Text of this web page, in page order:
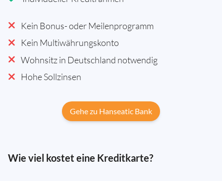
Kein Bonus- oder Meilenprogramm
Kein Multiwährungskonto
Wohnsitz in Deutschland notwendig
Hohe Sollzinsen
Gehe zu Hanseatic Bank
Wie viel kostet eine Kreditkarte?